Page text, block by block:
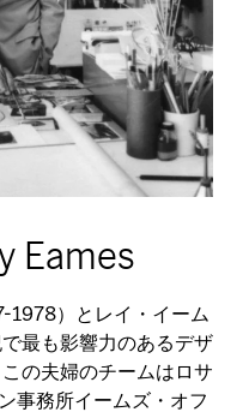
Eames
1978）とレイ・イーム
最も影響力のあるデザ
の夫婦のチームはロサ
事務所イームズ・オフ